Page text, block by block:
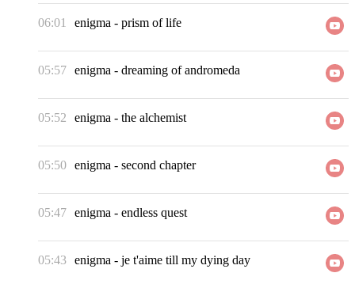
06:01 enigma - prism of life
05:57 enigma - dreaming of andromeda
05:52 enigma - the alchemist
05:50 enigma - second chapter
05:47 enigma - endless quest
05:43 enigma - je t'aime till my dying day